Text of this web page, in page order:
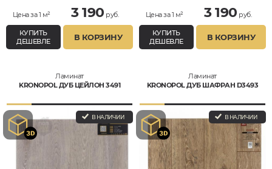
Цена за 1 м² 3 190 руб.
КУПИТЬ
ДЕШЕВЛЕ
В КОРЗИНУ
Цена за 1 м² 3 190 руб.
КУПИТЬ
ДЕШЕВЛЕ
В КОРЗИНУ
Ламинат
KRONOPOL ДУБ ЦЕЙЛОН 3491
В НАЛИЧИИ
Ламинат
KRONOPOL ДУБ ШАФРАН D3493
В НАЛИЧИИ